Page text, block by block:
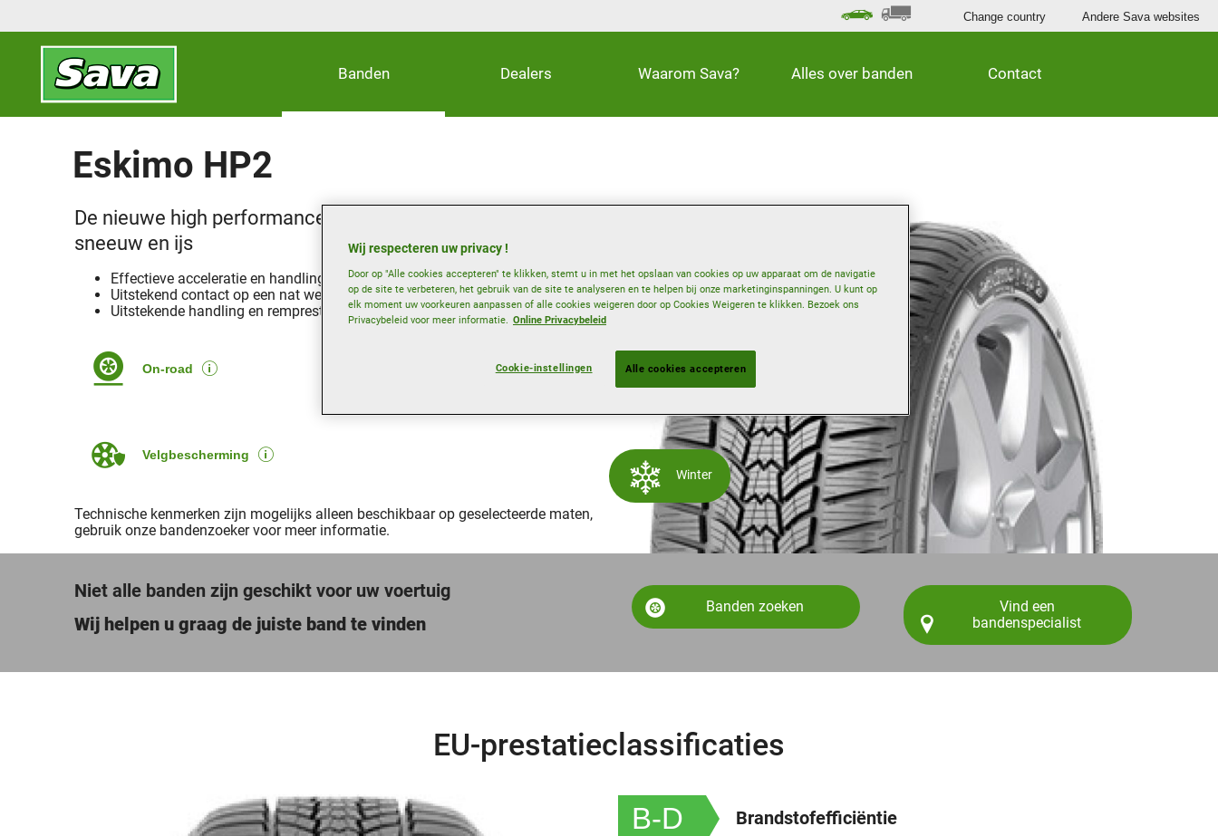
Banden Dealers Waarom Sava? Alles over banden Contact
Change country Andere Sava websites
Eskimo HP2
De nieuwe high performance winterband voor controle op
sneeuw en ijs
Effectieve acceleratie en handling op sneeuw.
Uitstekend contact op een nat wegdek.
Uitstekende handling en remprestaties op droog wegdek voor een winterband.
On-road Grip op sneeuw
Velgbescherming
Technische kenmerken zijn mogelijks alleen beschikbaar op geselecteerde maten,
gebruik onze bandenzoeker voor meer informatie.
Winter
Niet alle banden zijn geschikt voor uw voertuig
Wij helpen u graag de juiste band te vinden
Banden zoeken
Vind een
bandenspecialist
EU-prestatieclassificaties
B-D Brandstofefficiëntie
Wij respecteren uw privacy !
Door op "Alle cookies accepteren" te klikken, stemt u in met het opslaan van cookies op uw apparaat om de navigatie
op de site te verbeteren, het gebruik van de site te analyseren en te helpen bij onze marketinginspanningen. U kunt op
elk moment uw voorkeuren aanpassen of alle cookies weigeren door op Cookies Weigeren te klikken. Bezoek ons
Privacybeleid voor meer informatie. Online Privacybeleid
Cookie-instellingen Alle cookies accepteren